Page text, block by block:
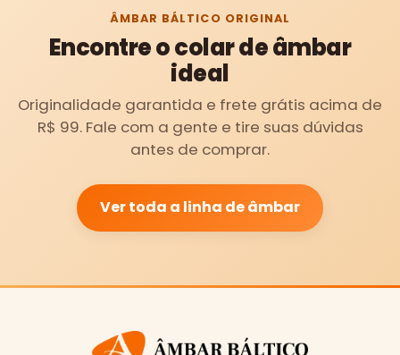
ÂMBAR BÁLTICO ORIGINAL
Encontre o colar de âmbar
ideal
Originalidade garantida e frete grátis acima de
R$ 99. Fale com a gente e tire suas dúvidas
antes de comprar.
Ver toda a linha de âmbar